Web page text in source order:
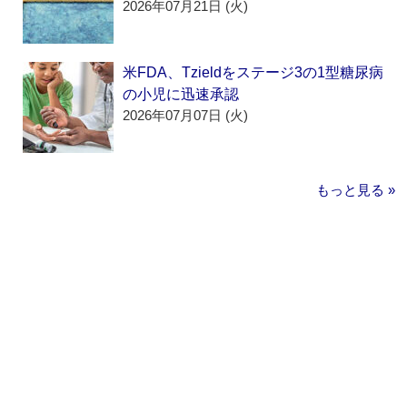
2026年07月21日 (火)
米FDA、Tzieldをステージ3の1型糖尿病
の小児に迅速承認
2026年07月07日 (火)
もっと見る »